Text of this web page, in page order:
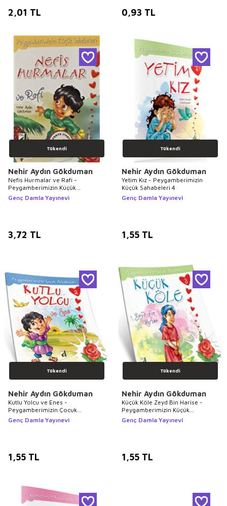
2,01 TL 0,93 TL
Tükendi
Nehir Aydın Gökduman
Nefis Hurmalar ve Rafi -
Peygamberimizin Küçük
Sabahaleri 8
Genç Damla Yayınevi
3,72 TL
Tükendi
Nehir Aydın Gökduman
Yetim Kız - Peygamberimizin
Küçük Sahabeleri 4
Genç Damla Yayınevi
1,55 TL
Tükendi
Nehir Aydın Gökduman
Kutlu Yolcu ve Enes -
Peygamberimizin Çocuk
Arkadaşları 2
Genç Damla Yayınevi
1,55 TL
Tükendi
Nehir Aydın Gökduman
Küçük Köle Zeyd Bin Harise -
Peygamberimizin Küçük
Sahabeleri 3
Genç Damla Yayınevi
1,55 TL